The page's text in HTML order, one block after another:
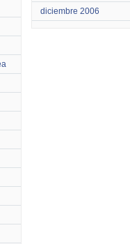
diciembre 2006